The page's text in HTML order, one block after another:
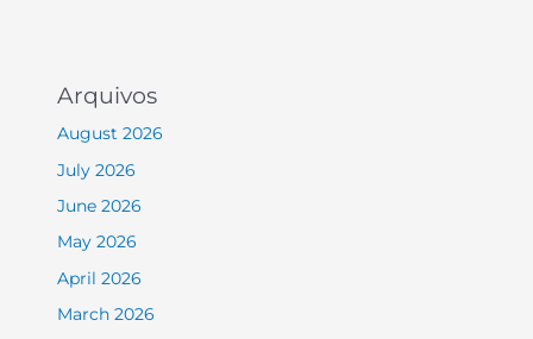
Arquivos
August 2026
July 2026
June 2026
May 2026
April 2026
March 2026